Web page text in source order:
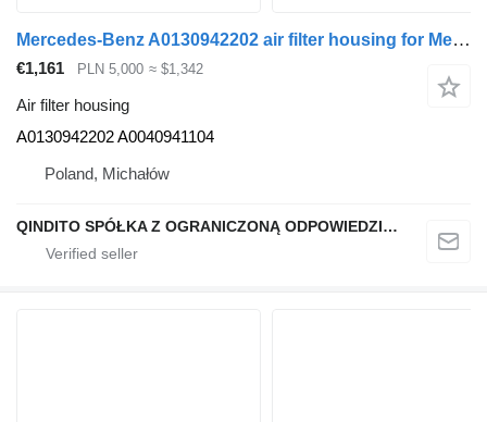
Mercedes-Benz A0130942202 air filter housing for Mercedes-Benz ACTROS 4143 MP truck tractor
€1,161 PLN 5,000 ≈ $1,342
Air filter housing
A0130942202 A0040941104
Poland, Michałów
QINDITO SPÓŁKA Z OGRANICZONĄ ODPOWIEDZIALNOŚCIĄ